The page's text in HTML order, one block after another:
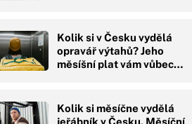
Kolik si v Česku vydělá
opravář výtahů? Jeho
měsíšní plat vám vůbec…
Kolik si měsíčne vydělá
jeřábník v Česku. Měsíční